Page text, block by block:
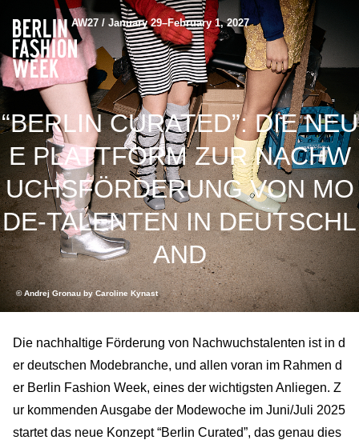
AW27 / January 29–February 1, 2027
“BERLIN CURATED”: DIE NEU
E PLATTFORM ZUR NACHW
UCHSFÖRDERUNG VON MO
DE-TALENTEN IN DEUTSCHL
AND
© Andrej Gronau by Caroline Kynast
Die nachhaltige Förderung von Nachwuchstalenten ist in d
er deutschen Modebranche, und allen voran im Rahmen d
er Berlin Fashion Week, eines der wichtigsten Anliegen. Z
ur kommenden Ausgabe der Modewoche im Juni/Juli 2025
startet das neue Konzept “Berlin Curated”, das genau dies